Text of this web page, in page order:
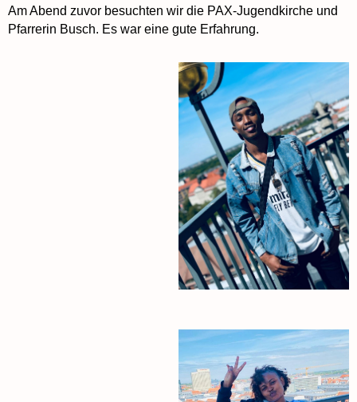
Am Abend zuvor besuchten wir die PAX-Jugendkirche und
Pfarrerin Busch. Es war eine gute Erfahrung.